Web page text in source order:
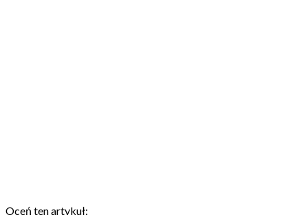
Oceń ten artykuł: